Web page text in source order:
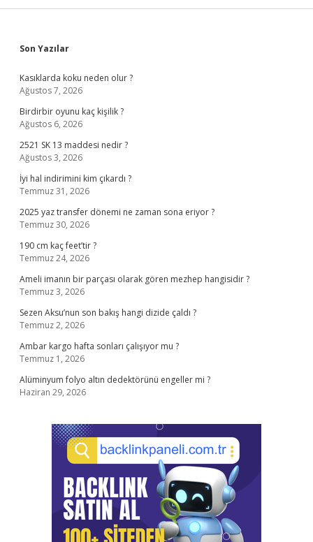
Sidebar
Son Yazılar
Kasıklarda koku neden olur ?
Ağustos 7, 2026
Birdirbir oyunu kaç kişilik ?
Ağustos 6, 2026
2521 SK 13 maddesi nedir ?
Ağustos 3, 2026
İyi hal indirimini kim çıkardı ?
Temmuz 31, 2026
2025 yaz transfer dönemi ne zaman sona eriyor ?
Temmuz 30, 2026
190 cm kaç feet’tir ?
Temmuz 24, 2026
Ameli imanın bir parçası olarak gören mezhep hangisidir ?
Temmuz 3, 2026
Sezen Aksu’nun son bakış hangi dizide çaldı ?
Temmuz 2, 2026
Ambar kargo hafta sonları çalışıyor mu ?
Temmuz 1, 2026
Alüminyum folyo altın dedektörünü engeller mi ?
Haziran 29, 2026